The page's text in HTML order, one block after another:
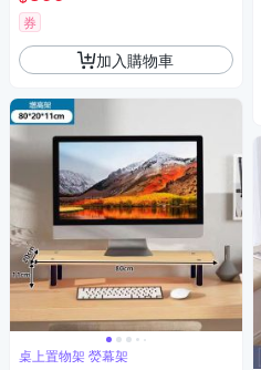
券
加入購物車
桌上置物架 熒幕架